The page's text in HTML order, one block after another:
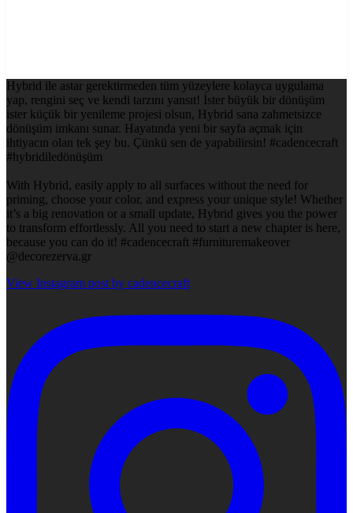
Hybrid ile astar gerektirmeden tüm yüzeylere kolayca uygulama
yap, rengini seç ve kendi tarzını yansıt! İster büyük bir dönüşüm
ister küçük bir yenileme projesi olsun, Hybrid sana zahmetsizce
dönüşüm imkanı sunar. Hayatında yeni bir sayfa açmak için
ihtiyacın olan tek şey bu. Çünkü sen de yapabilirsin! #cadencecraft
#hybridiledönüşüm
With Hybrid, easily apply to all surfaces without the need for
priming, choose your color, and express your unique style! Whether
it’s a big renovation or a small update, Hybrid gives you the power
to transform effortlessly. All you need to start a new chapter is here,
because you can do it! #cadencecraft #furnituremakeover
@decorezerva.gr
View Instagram post by cadencecraft